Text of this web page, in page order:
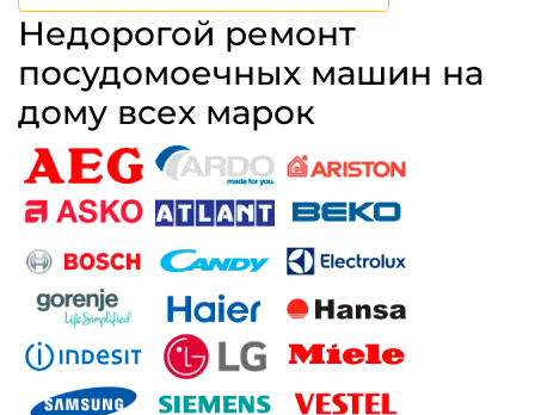
Недорогой ремонт
посудомоечных машин на
дому всех марок